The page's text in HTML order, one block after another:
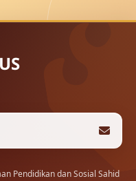
Pendidikan dan Sosial Sahid